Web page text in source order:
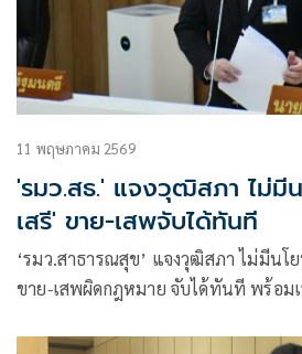
11 พฤษภาคม 2569
'รมว.สธ.' แจงวุฒิสภา ไม่มี
เสรี' ขาย-เสพจับได้ทันที
‘รมว.สาธารณสุข’ แจงวุฒิสภา ไม่มีนโ
ขาย-เสพผิดกฎหมาย จับได้ทันที พร้อม